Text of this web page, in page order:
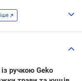
ручкою Geko